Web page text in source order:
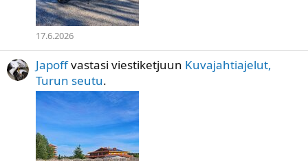
17.6.2026
Japoffvastasi viestiketjuun Kuvajahtiajelut,
Turun seutu.